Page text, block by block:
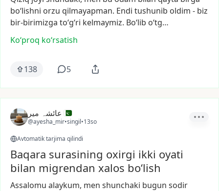
bo‘lishni orzu qilmayapman. Endi tushunib oldim - biz
bir-birimizga to‘g‘ri kelmaymiz. Bo‘lib o‘tg…
Ko‘proq koʻrsatish
138 5
عائشہ میر
@ayesha_mir•singil•13so
Avtomatik tarjima qilindi
Baqara surasining oxirgi ikki oyati
bilan migrendan xalos bo‘lish
Assalomu alaykum, men shunchaki bugun sodir